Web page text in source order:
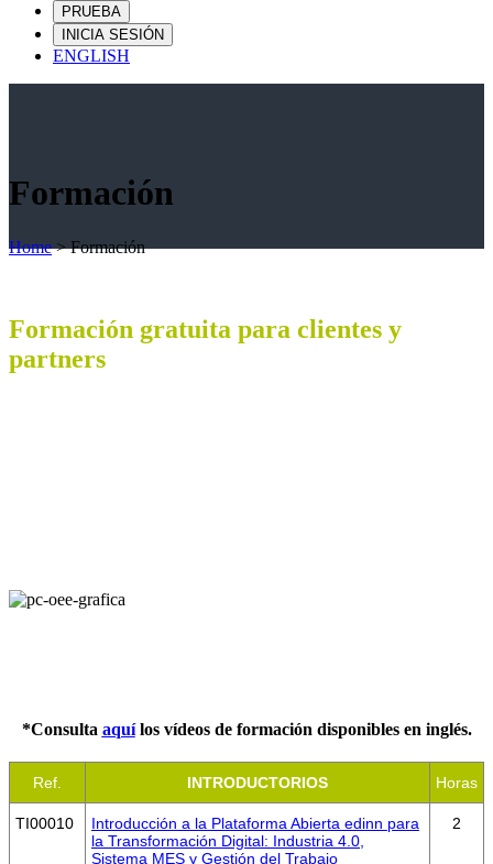
PRUEBA
INICIA SESIÓN
ENGLISH
Formación
Home>Formación
Formación gratuita para clientes y
partners
*Consulta aquílos vídeos de formación disponibles en inglés.
Ref. INTRODUCTORIOS Horas
TI00010
Introducción a la Plataforma Abierta edinn para
la Transformación Digital: Industria 4.0,
Sistema MES y Gestión del Trabajo
2